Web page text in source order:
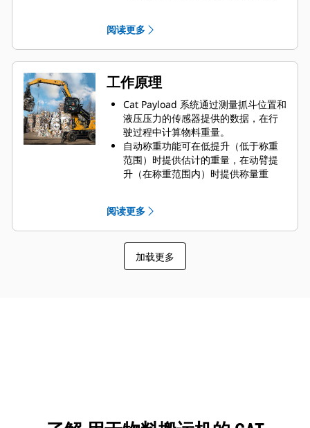
让负载更重且更不稳定，致使制动性
能降低并且驾驶员的倾翻风险加大。
阅读更多
工作原理
Cat Payload 系统通过测量抓斗位置和
液压压力的传感器提供的数据，在行
驶过程中计算物料重量。
自动称重功能可在低提升（低于称重
范围）时提供估计的重量，在动臂提
升（在称重范围内）时提供称量重
时轻松倒掉多余物料，实现精确装
载，避免欠载/过载。
经过计算得出估计重量后，抓斗的有
效负载就会转移到卡车累积有效负载
重量中。抓斗装载完全倾卸后，有效
阅读更多
加载更多